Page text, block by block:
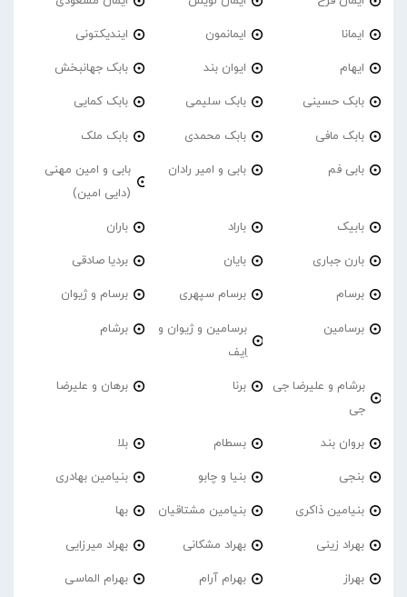
ایمانا ایمانمون ایندیکتونی
ایهام ایوان بند بابک جهانبخش
بابک حسینی بابک سلیمی بابک کمایی
بابک مافی بابک محمدی بابک ملک
بابی فم بابی و امیر رادان
بابی و امین مهنی
(دایی امین)
بابیک باراد باران
بارن جباری بایان بردیا صادقی
برسام برسام سپهری برسام و ژیوان
برسامین
برسامین و ژیوان و
اِیف
برشام
برشام و علیرضا جی
جی
برنا برهان و علیرضا
بروان بند بسطام بلا
بنجی بنیا و چابو بنیامین بهادری
بنیامین ذاکری بنیامین مشتاقیان بها
بهراد زینی بهراد مشکانی بهراد میرزایی
بهراز بهرام آرام بهرام الماسی